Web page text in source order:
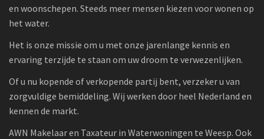
en woonschepen. Steeds meer mensen kiezen voor wonen op
het water.
Het is onze missie om u met onze jarenlange kennis en
ervaring terzijde te staan om uw droom te verwezenlijken.
Of u nu kopende of verkopende partij bent, verzeker u van
zorgvuldige bemiddeling. Wij werken door heel Nederland en
kennen de markt.
AWN Makelaar en Taxateur in Waterwoningen te Weesp. Ook